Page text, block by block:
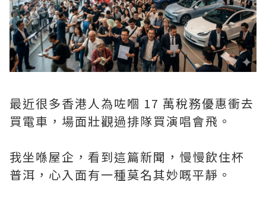
最近很多香港人為咗嗰 17 萬稅務優惠衝去
買電車，場面壯觀過排隊買演唱會飛。
我坐喺屋企，看到這篇新聞，慢慢飲住杯
普洱，心入面有一種莫名其妙嘅平靜。